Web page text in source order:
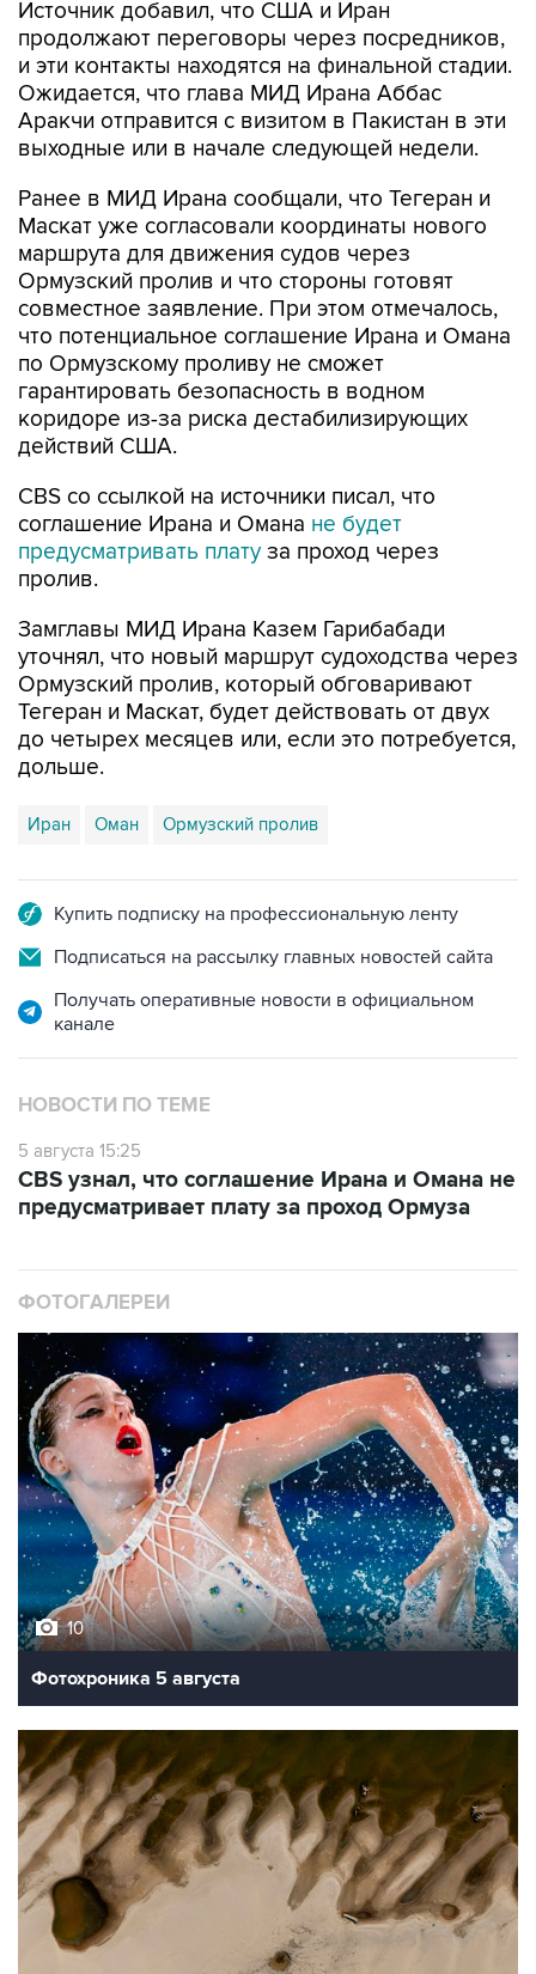
Источник добавил, что США и Иран
продолжают переговоры через посредников,
и эти контакты находятся на финальной стадии.
Ожидается, что глава МИД Ирана Аббас
Аракчи отправится с визитом в Пакистан в эти
выходные или в начале следующей недели.
Ранее в МИД Ирана сообщали, что Тегеран и
Маскат уже согласовали координаты нового
маршрута для движения судов через
Ормузский пролив и что стороны готовят
совместное заявление. При этом отмечалось,
что потенциальное соглашение Ирана и Омана
по Ормузскому проливу не сможет
гарантировать безопасность в водном
коридоре из-за риска дестабилизирующих
действий США.
CBS со ссылкой на источники писал, что
соглашение Ирана и Омана не будет
предусматривать плату за проход через
пролив.
Замглавы МИД Ирана Казем Гарибабади
уточнял, что новый маршрут судоходства через
Ормузский пролив, который обговаривают
Тегеран и Маскат, будет действовать от двух
до четырех месяцев или, если это потребуется,
дольше.
Иран Оман Ормузский пролив
Купить подписку на профессиональную ленту
Подписаться на рассылку главных новостей сайта
Получать оперативные новости в официальном
канале
НОВОСТИ ПО ТЕМЕ
5 августа 15:25
CBS узнал, что соглашение Ирана и Омана не
предусматривает плату за проход Ормуза
ФОТОГАЛЕРЕИ
10
Фотохроника 5 августа